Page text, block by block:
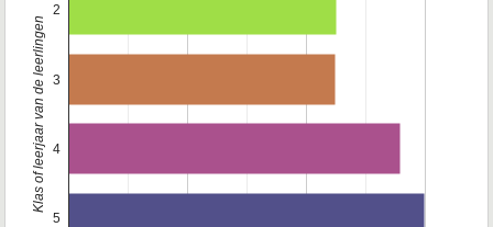
2
3
4
5
Klas of leerjaar van de leerlingen